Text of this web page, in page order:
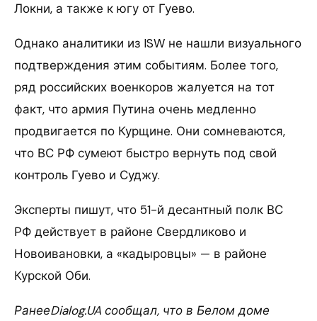
Локни, а также к югу от Гуево.
Однако аналитики из ISW не нашли визуального
подтверждения этим событиям. Более того,
ряд российских военкоров жалуется на тот
факт, что армия Путина очень медленно
продвигается по Курщине. Они сомневаются,
что ВС РФ сумеют быстро вернуть под свой
контроль Гуево и Суджу.
Эксперты пишут, что 51-й десантный полк ВС
РФ действует в районе Свердликово и
Новоивановки, а «кадыровцы» — в районе
Курской Оби.
РанееDialog.UA сообщал, что в Белом доме